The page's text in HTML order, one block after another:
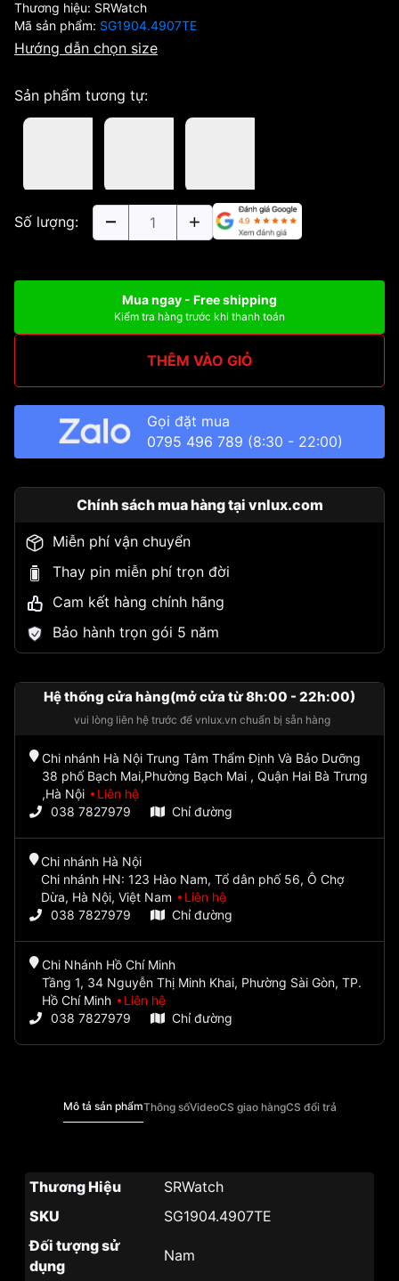
Thương hiệu: SRWatch
Mã sản phẩm: SG1904.4907TE
Hướng dẫn chọn size
Sản phẩm tương tự:
Số lượng:
Mua ngay - Free shipping
Kiểm tra hàng trước khi thanh toán
THÊM VÀO GIỎ
Gọi đặt mua
0795 496 789 (8:30 - 22:00)
Chính sách mua hàng tại vnlux.com
Miễn phí vận chuyển
Thay pin miễn phí trọn đời
Cam kết hàng chính hãng
Bảo hành trọn gói 5 năm
Hệ thống cửa hàng(mở cửa từ 8h:00 - 22h:00)
vui lòng liên hệ trước để vnlux.vn chuẩn bị sẵn hàng
Chi nhánh Hà Nội Trung Tâm Thẩm Định Và Bảo Dưỡng
38 phố Bạch Mai,Phường Bạch Mai , Quận Hai Bà Trưng
,Hà Nội
Liên hệ
038 7827979
Chỉ đường
Chi nhánh Hà Nội
Chi nhánh HN: 123 Hào Nam, Tổ dân phố 56, Ô Chợ
Dừa, Hà Nội, Việt Nam
Liên hệ
038 7827979
Chỉ đường
Chi Nhánh Hồ Chí Minh
Tầng 1, 34 Nguyễn Thị Minh Khai, Phường Sài Gòn, TP.
Hồ Chí Minh
Liên hệ
038 7827979
Chỉ đường
Mô tả sản phẩmThông sốVideoCS giao hàngCS đổi trả
Thương Hiệu
SRWatch
SKU
SG1904.4907TE
Đối tượng sử
dụng
Nam